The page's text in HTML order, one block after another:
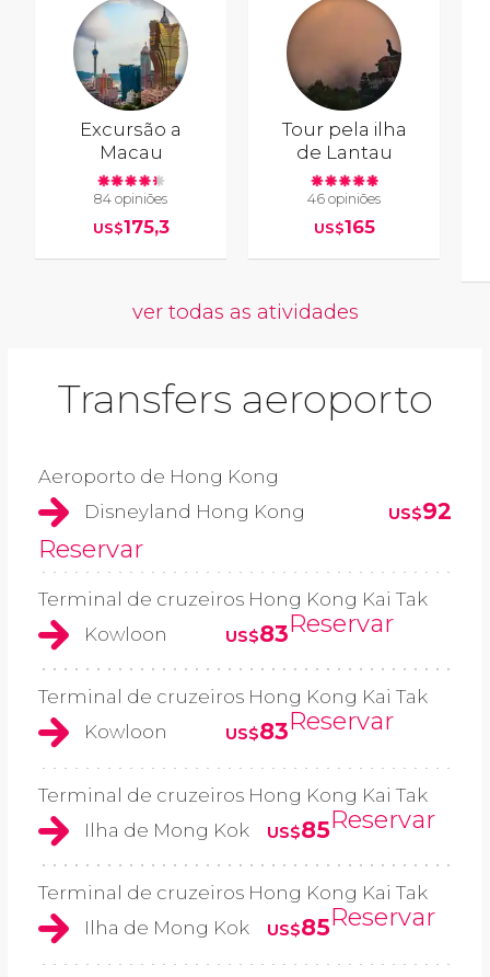
Excursão a
Macau
84 opiniões
US$175,3
Tour pela ilha
de Lantau
46 opiniões
US$165
ver todas as atividades
Transfers aeroporto
Aeroporto de Hong Kong
Disneyland Hong Kong
US$92
Reservar
Terminal de cruzeiros Hong Kong Kai Tak
Kowloon
US$83Reservar
Terminal de cruzeiros Hong Kong Kai Tak
Kowloon
US$83Reservar
Terminal de cruzeiros Hong Kong Kai Tak
Ilha de Mong Kok
US$85Reservar
Terminal de cruzeiros Hong Kong Kai Tak
Ilha de Mong Kok
US$85Reservar